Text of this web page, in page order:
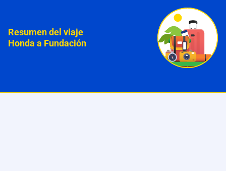
Resumen del viaje
Honda a Fundación